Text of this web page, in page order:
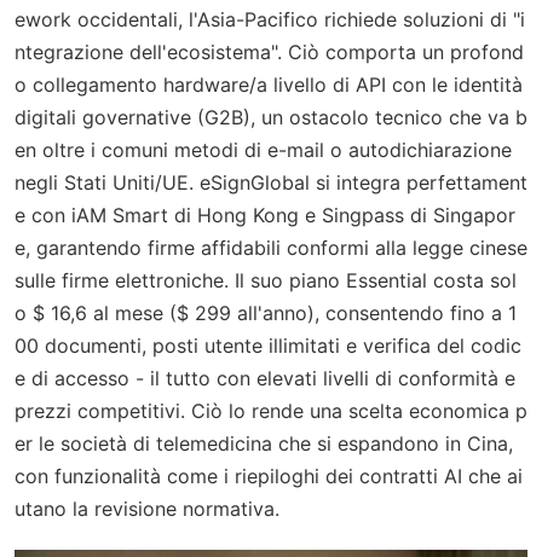
ework occidentali, l'Asia-Pacifico richiede soluzioni di "i
ntegrazione dell'ecosistema". Ciò comporta un profond
o collegamento hardware/a livello di API con le identità
digitali governative (G2B), un ostacolo tecnico che va b
en oltre i comuni metodi di e-mail o autodichiarazione
negli Stati Uniti/UE. eSignGlobal si integra perfettament
e con iAM Smart di Hong Kong e Singpass di Singapor
e, garantendo firme affidabili conformi alla legge cinese
sulle firme elettroniche. Il suo piano Essential costa sol
o $ 16,6 al mese ($ 299 all'anno), consentendo fino a 1
00 documenti, posti utente illimitati e verifica del codic
e di accesso - il tutto con elevati livelli di conformità e
prezzi competitivi. Ciò lo rende una scelta economica p
er le società di telemedicina che si espandono in Cina,
con funzionalità come i riepiloghi dei contratti AI che ai
utano la revisione normativa.